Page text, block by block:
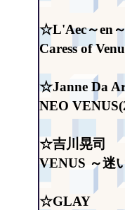
☆L'Aec～en
Caress of
☆Janne Da
NEO
☆吉川晃司
VENUS ～迷
☆GLAY